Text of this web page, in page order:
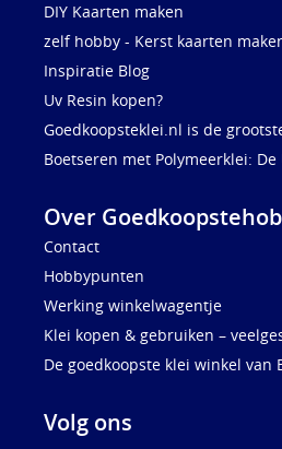
DIY Kaarten maken
zelf hobby - Kerst kaarten
Inspiratie Blog
Uv Resin kopen?
Goedkoopsteklei.nl is de
Boetseren met Polymeerklei:
Over
Contact
Hobbypunten
Werking winkelwagentje
Klei kopen & gebruiken –
De goedkoopste klei winkel
Volg ons